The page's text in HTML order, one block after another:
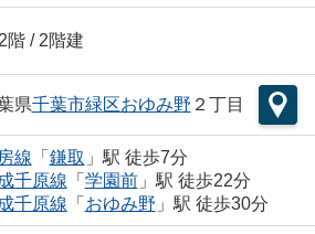
階 / 2階建
県千葉市緑区おゆみ野 ２丁目
線 「 鎌取 」駅 徒歩7分
千原線 「 学園前」駅 徒歩22分
千原線 「 おゆみ野 」駅 徒歩30分